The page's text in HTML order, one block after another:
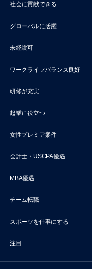
社会に貢献できる
グローバルに活躍
未経験可
ワークライフバランス良好
研修が充実
起業に役立つ
女性プレミア案件
会計士・USCPA優遇
MBA優遇
チーム転職
スポーツを仕事にする
注目